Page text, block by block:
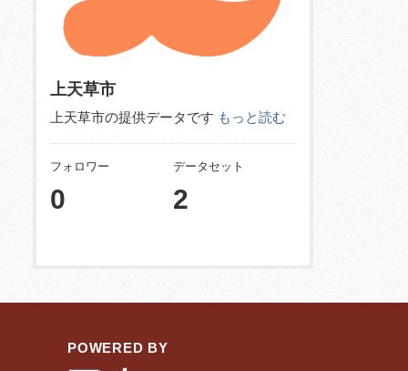
上天草市
上天草市の提供データです もっと読む
フォロワー
0
データセット
2
POWERED BY